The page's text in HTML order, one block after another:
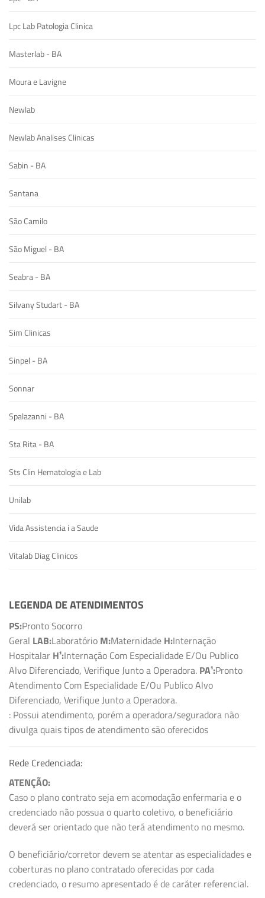
Lpc Lab Patologia Clinica
Masterlab - BA
Moura e Lavigne
Newlab
Newlab Analises Clinicas
Sabin - BA
Santana
São Camilo
São Miguel - BA
Seabra - BA
Silvany Studart - BA
Sim Clinicas
Sinpel - BA
Sonnar
Spalazanni - BA
Sta Rita - BA
Sts Clin Hematologia e Lab
Unilab
Vida Assistencia i a Saude
Vitalab Diag Clinicos
LEGENDA DE ATENDIMENTOS
PS:Pronto Socorro
Geral LAB:Laboratório M:Maternidade H:Internação
Hospitalar H¹:Internação Com Especialidade E/Ou Publico
Alvo Diferenciado, Verifique Junto a Operadora. PA¹:Pronto
Atendimento Com Especialidade E/Ou Publico Alvo
Diferenciado, Verifique Junto a Operadora.
: Possui atendimento, porém a operadora/seguradora não
divulga quais tipos de atendimento são oferecidos
Rede Credenciada:
ATENÇÃO:
Caso o plano contrato seja em acomodação enfermaria e o
credenciado não possua o quarto coletivo, o beneficiário
deverá ser orientado que não terá atendimento no mesmo.
O beneficiário/corretor devem se atentar as especialidades e
coberturas no plano contratado oferecidas por cada
credenciado, o resumo apresentado é de caráter referencial.